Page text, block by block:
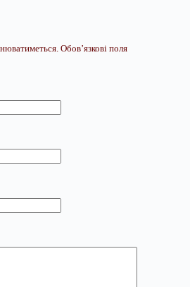
Обов’язкові поля